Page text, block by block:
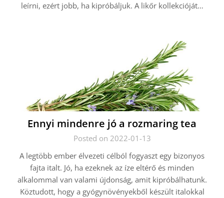
leírni, ezért jobb, ha kipróbáljuk. A likőr kollekcióját…
Ennyi mindenre jó a rozmaring tea
Posted on 2022-01-13
A legtöbb ember élvezeti célból fogyaszt egy bizonyos
fajta italt. Jó, ha ezeknek az íze eltérő és minden
alkalommal van valami újdonság, amit kipróbálhatunk.
Köztudott, hogy a gyógynövényekből készült italokkal